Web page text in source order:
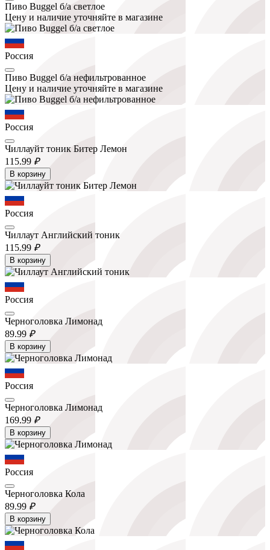
Пиво Buggel б/а светлое
Цену и наличие уточняйте в магазине
Россия
Пиво Buggel б/а нефильтрованное
Цену и наличие уточняйте в магазине
Россия
Чиллауйт тоник Битер Лемон
115.99 ₽
В корзину
Россия
Чиллаут Английский тоник
115.99 ₽
В корзину
Россия
Черноголовка Лимонад
89.99 ₽
В корзину
Россия
Черноголовка Лимонад
169.99 ₽
В корзину
Россия
Черноголовка Кола
89.99 ₽
В корзину